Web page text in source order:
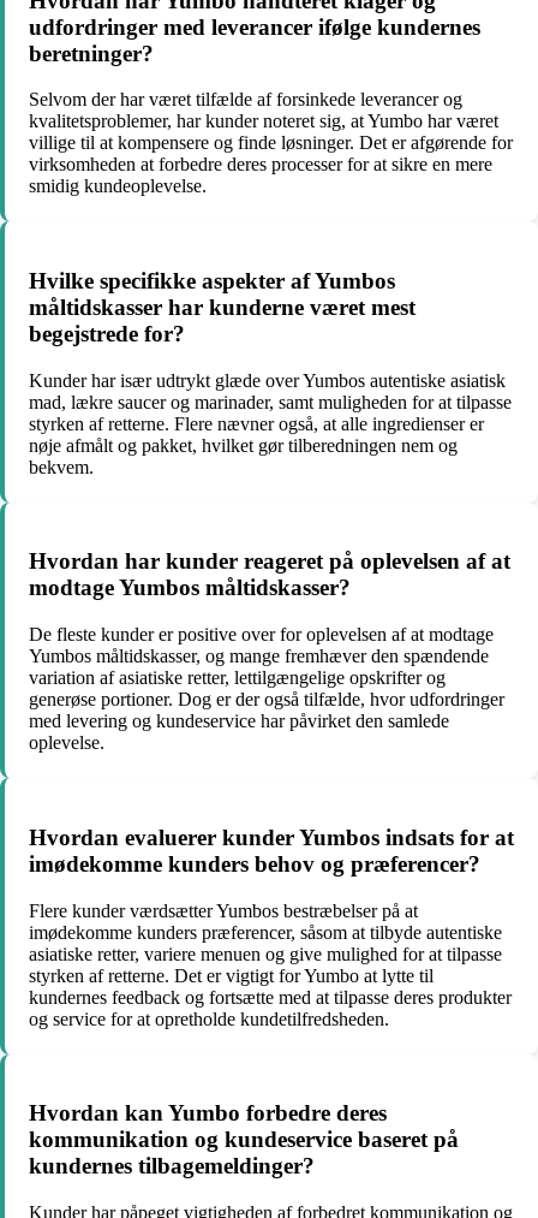
udfordringer med leverancer ifølge kundernes
beretninger?
Selvom der har været tilfælde af forsinkede leverancer og
kvalitetsproblemer, har kunder noteret sig, at Yumbo har været
villige til at kompensere og finde løsninger. Det er afgørende for
virksomheden at forbedre deres processer for at sikre en mere
smidig kundeoplevelse.
Hvilke specifikke aspekter af Yumbos
måltidskasser har kunderne været mest
begejstrede for?
Kunder har især udtrykt glæde over Yumbos autentiske asiatisk
mad, lækre saucer og marinader, samt muligheden for at tilpasse
styrken af retterne. Flere nævner også, at alle ingredienser er
nøje afmålt og pakket, hvilket gør tilberedningen nem og
bekvem.
Hvordan har kunder reageret på oplevelsen af at
modtage Yumbos måltidskasser?
De fleste kunder er positive over for oplevelsen af at modtage
Yumbos måltidskasser, og mange fremhæver den spændende
variation af asiatiske retter, lettilgængelige opskrifter og
generøse portioner. Dog er der også tilfælde, hvor udfordringer
med levering og kundeservice har påvirket den samlede
oplevelse.
Hvordan evaluerer kunder Yumbos indsats for at
imødekomme kunders behov og præferencer?
Flere kunder værdsætter Yumbos bestræbelser på at
imødekomme kunders præferencer, såsom at tilbyde autentiske
asiatiske retter, variere menuen og give mulighed for at tilpasse
styrken af retterne. Det er vigtigt for Yumbo at lytte til
kundernes feedback og fortsætte med at tilpasse deres produkter
og service for at opretholde kundetilfredsheden.
Hvordan kan Yumbo forbedre deres
kommunikation og kundeservice baseret på
kundernes tilbagemeldinger?
Kunder har påpeget vigtigheden af forbedret kommunikation og